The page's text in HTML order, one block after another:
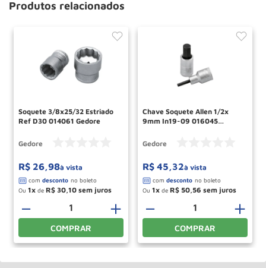
Produtos relacionados
Soquete 3/8x25/32 Estriado
Ref D30 014061 Gedore
Gedore
R$ 26,98à vista
Ou 1 de R$ 30 10
＋
－
COMPRAR
Chave Soquete Allen 1/2x
9mm In19-09 016045
Gedore
R$ 45,32à vista
Ou 1 de R$ 50 56
＋
－
COMPRAR